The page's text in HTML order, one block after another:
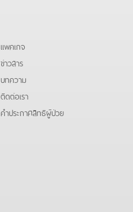
แพคเกจ
ข่าวสาร
บทความ
ติดต่อเรา
คําประกาศสิทธิผู้ป่วย